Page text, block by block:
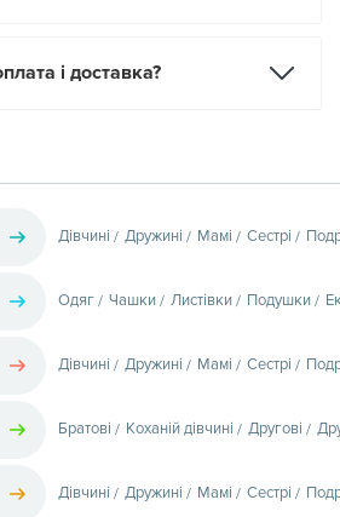
і доставка?
Дівчині Дружині Мамі Сестрі
Одяг Чашки Листівки Подушки
Дівчині Дружині Мамі Сестрі
Братові Коханій дівчині Другові
Дівчині Дружині Мамі Сестрі